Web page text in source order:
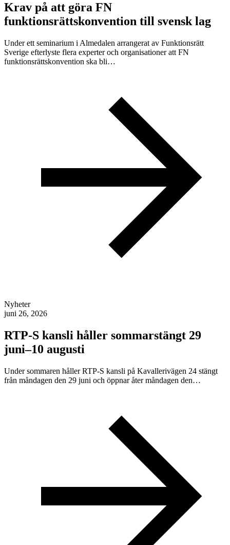
Krav på att göra FN
funktionsrättskonvention till svensk lag
Under ett seminarium i Almedalen arrangerat av Funktionsrätt
Sverige efterlyste flera experter och organisationer att FN
funktionsrättskonvention ska bli…
Nyheter
juni 26, 2026
RTP-S kansli håller sommarstängt 29
juni–10 augusti
Under sommaren håller RTP-S kansli på Kavallerivägen 24 stängt
från måndagen den 29 juni och öppnar åter måndagen den…